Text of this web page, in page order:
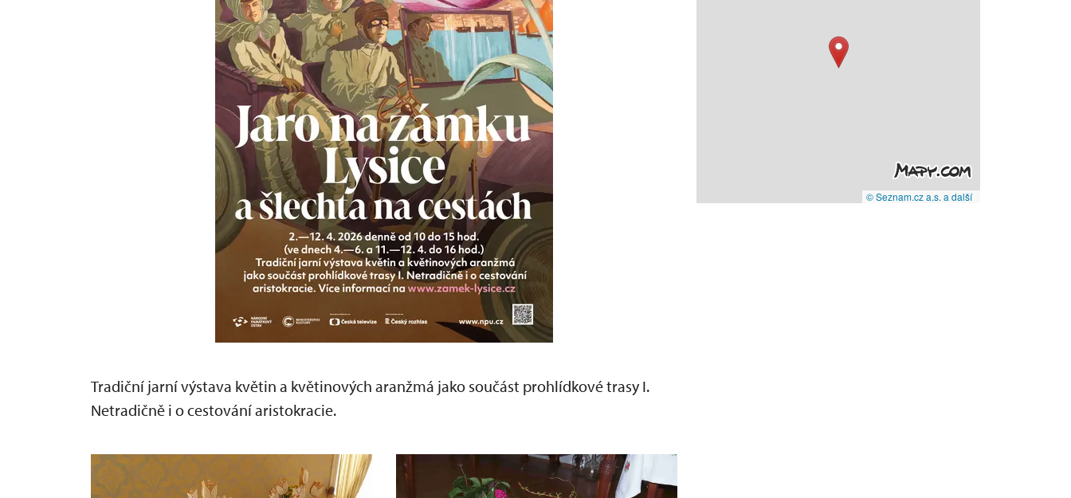
Tradiční jarní výstava květin a květinových aranžmá jako součást prohlídkové trasy I.
Netradičně i o cestování aristokracie.
© Seznam.cz a.s. a další